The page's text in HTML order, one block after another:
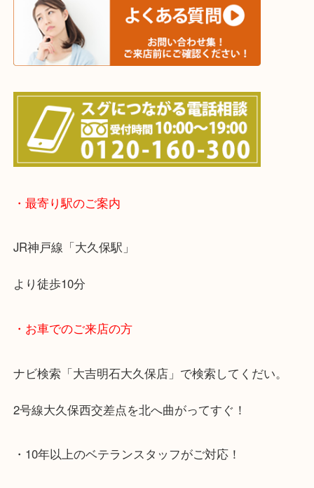
※宅配買取は、事前にライン査定で1万円以上が出
らせて頂きます。(金券・両替以外）